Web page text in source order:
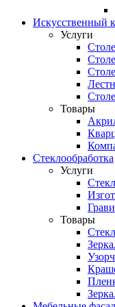
Искусственный
Услуги
Товары
Стеклообработка
Услуги
Товары